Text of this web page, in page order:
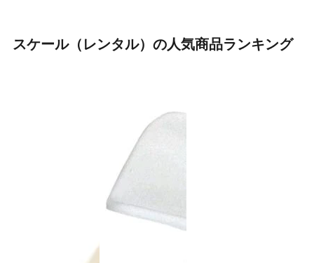
スケール（レンタル）の人気商品ランキング